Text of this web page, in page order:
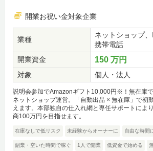
開業お祝い金対象企業
業種
ネットショップ
携帯電話
開業資金
150 万円
対象 個人・法人
説明会参加でAmazonギフト10,000円※！無在庫
ネットショップ運営。「自動出品 × 無在庫」で初
えます。本部独自の仕入れ網と専任サポートによ
商100万円を目指せます。
在庫なしで低リスク 未経験からオーナーに 自由な時間
副業・空いた時間で稼ぐ 1人で開業 低資金で始める